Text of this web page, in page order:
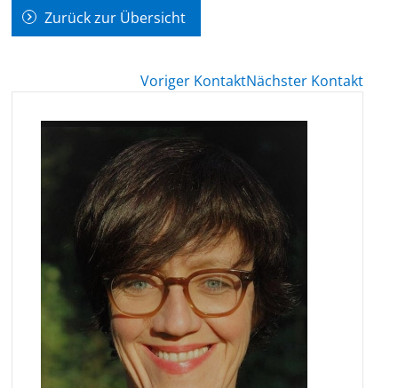
Zurück zur Übersicht
Voriger KontaktNächster Kontakt